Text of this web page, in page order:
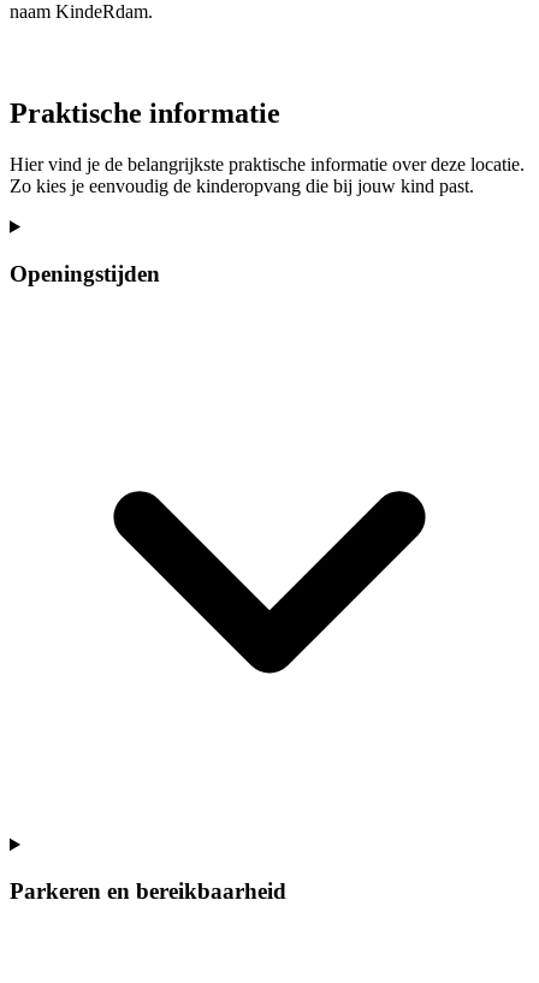
naam KindeRdam.
Praktische informatie
Hier vind je de belangrijkste praktische informatie over deze locatie.
Zo kies je eenvoudig de kinderopvang die bij jouw kind past.
Openingstijden
Parkeren en bereikbaarheid